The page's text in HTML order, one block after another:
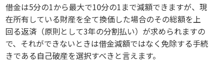
借金は5分の1から最大で10分の1まで減額できますが、現
在所有している財産を全て換価した場合のその総額を上
回る返済（原則として3年の分割払い）が求められますの
で、それができないときは借金減額ではなく免除する手続
きである自己破産を選択すべきと言えます。